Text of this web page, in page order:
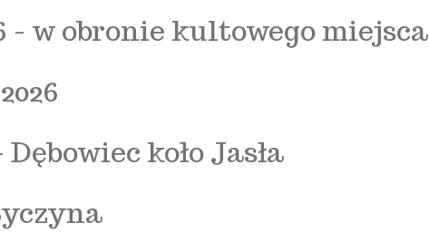
w obronie kultowego miejsca
koło Jasła